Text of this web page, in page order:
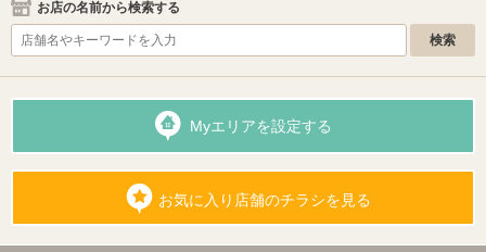
お店の名前から検索する
Myエリアを設定する
お気に入り店舗のチラシを見る